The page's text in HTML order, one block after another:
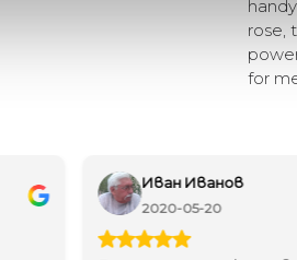
rose,
for
Иван Иванов
2020-05-20